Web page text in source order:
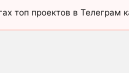
топ проектов в Телеграм